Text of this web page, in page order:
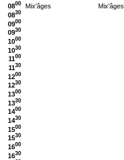
0800
0830
0900
0930
1000
1030
1100
1130
1200
1230
1300
1330
1400
1430
1500
1530
1600
1630
Mix'âges Mix'âges